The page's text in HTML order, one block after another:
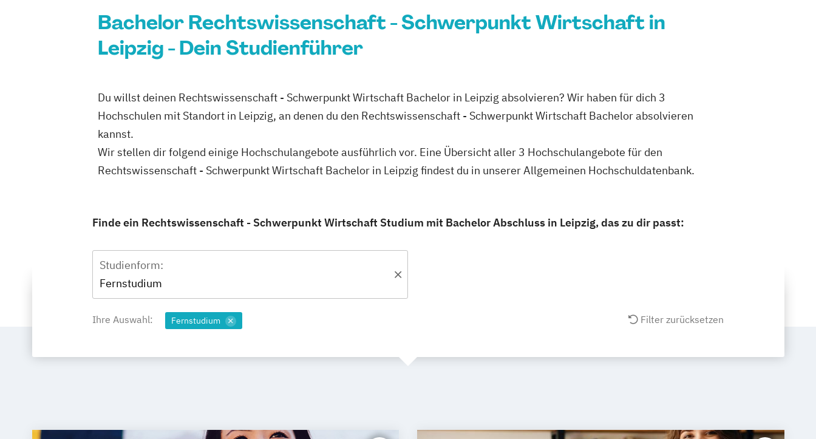
Bachelor Rechtswissenschaft - Schwerpunkt Wirtschaft in
Leipzig - Dein Studienführer
Du willst deinen Rechtswissenschaft - Schwerpunkt Wirtschaft Bachelor in Leipzig absolvieren? Wir haben für dich 3
Hochschulen mit Standort in Leipzig, an denen du den Rechtswissenschaft - Schwerpunkt Wirtschaft Bachelor absolvieren
kannst.
Wir stellen dir folgend einige Hochschulangebote ausführlich vor. Eine Übersicht aller 3 Hochschulangebote für den
Rechtswissenschaft - Schwerpunkt Wirtschaft Bachelor in Leipzig findest du in unserer Allgemeinen Hochschuldatenbank.
Finde ein Rechtswissenschaft - Schwerpunkt Wirtschaft Studium mit Bachelor Abschluss in Leipzig, das zu dir passt:
Studienform:
Fernstudium
Ihre Auswahl: Fernstudium Filter zurücksetzen